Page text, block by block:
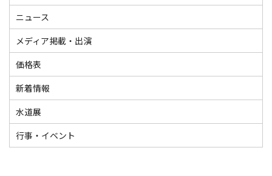
〒444-0396
ニュース
メディア掲載・出演
価格表
新着情報
水道展
行事・イベント